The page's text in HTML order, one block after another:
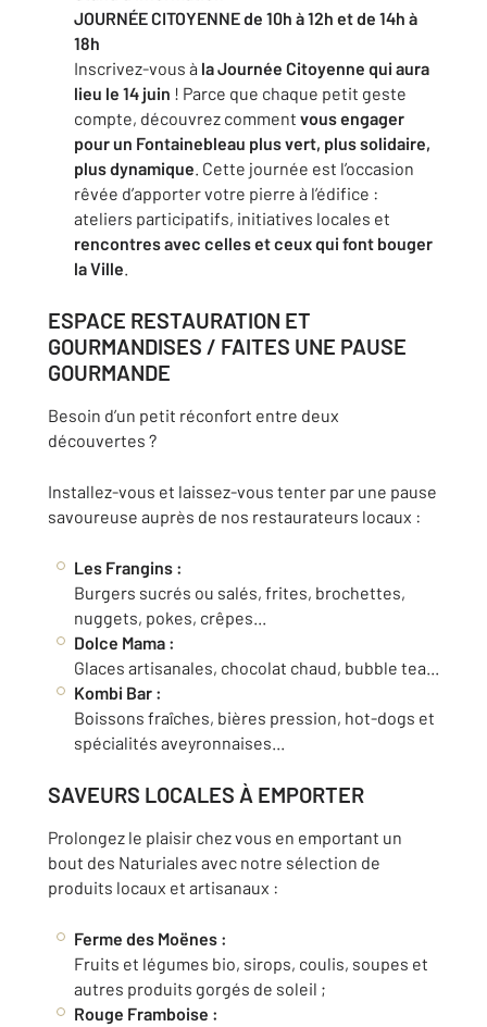
JOURNÉE CITOYENNE de 10h à 12h et de 14h à
18h
Inscrivez-vous à la Journée Citoyenne qui aura
lieu le 14 juin ! Parce que chaque petit geste
compte, découvrez comment vous engager
pour un Fontainebleau plus vert, plus solidaire,
plus dynamique . Cette journée est l’occasion
rêvée d’apporter votre pierre à l’édifice :
ateliers participatifs, initiatives locales et
rencontres avec celles et ceux qui font bouger
la Ville
ESPACE RESTAURATION ET
GOURMANDISES / FAITES UNE PAUSE
GOURMANDE
Besoin d’un petit réconfort entre deux
découvertes ?
Installez-vous et laissez-vous tenter par une pause
savoureuse auprès de nos restaurateurs locaux :
Les Frangins :
Burgers sucrés ou salés, frites, brochettes,
nuggets, pokes, crêpes...
Dolce Mama :
Glaces artisanales, chocolat chaud, bubble tea...
Kombi Bar :
Boissons fraîches, bières pression, hot-dogs et
spécialités aveyronnaises...
SAVEURS LOCALES À EMPORTER
Prolongez le plaisir chez vous en emportant un
bout des Naturiales avec notre sélection de
produits locaux et artisanaux :
Ferme des Moënes :
Fruits et légumes bio, sirops, coulis, soupes et
autres produits gorgés de soleil ;
Rouge Framboise :